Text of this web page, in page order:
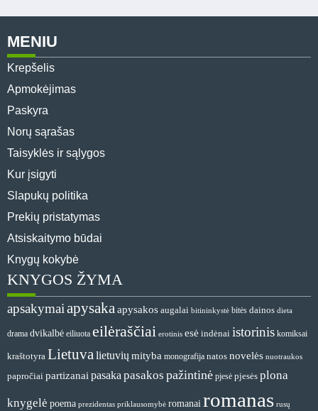
MENIU
Krepšelis
Apmokėjimas
Paskyra
Norų sąrašas
Taisyklės ir sąlygos
Kur įsigyti
Slapukų politika
Prekių pristatymas
Atsiskaitymo būdai
Knygų kokybė
KNYGOS ŽYMA
apsakymai apysakaapysakos augalai bitininkystė bitės dainos dieta
drama dvikalbė eiliuota eilėraščiai erotinis esė indėnai istorinis komiksai
kraštotyra Lietuvalietuviųmityba monografija natos novelės nuotraukos
papročiai partizanai pasaka pasakos pažintinė pjesė pjesės plona
knygelė poema prezidentas priklausomybė romanai romanas rusų